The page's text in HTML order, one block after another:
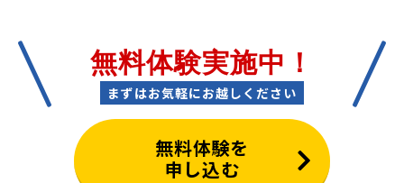
無料体験実施中！
まずはお気軽にお越しください
無料体験を
申し込む